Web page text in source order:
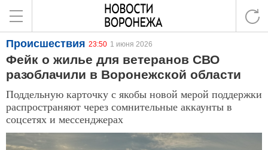
Происшествия 23:50 1 июня 2026
Фейк о жилье для ветеранов СВО
разоблачили в Воронежской области
Поддельную карточку с якобы новой мерой поддержки
распространяют через сомнительные аккаунты в
соцсетях и мессенджерах